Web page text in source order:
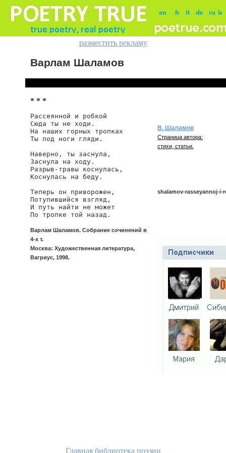
разместить рекламу
Варлам Шаламов
* * *
Рассеянной и робкой
Сюда ты не ходи.
На наших горных тропках
Ты под ноги гляди.
Наверно, ты заснула,
Заснула на ходу.
Разрыв-травы коснулась,
Коснулась на беду.
Теперь он приворожен,
Потупившийся взгляд,
И путь найти не может
По тропке той назад.
Варлам Шаламов. Собрание сочинений в
4-х т.
Москва: Художественная литература,
Вагриус, 1998.
В. Шаламов
Страница автора:
стихи, статьи.
shalamov-rasseyannoj-i-
Главная библиотека поэзии